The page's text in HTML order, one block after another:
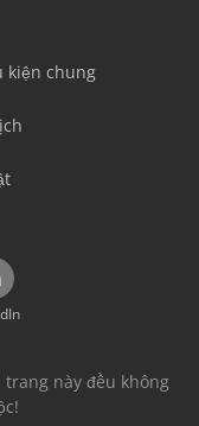
kiện chung
này đều không